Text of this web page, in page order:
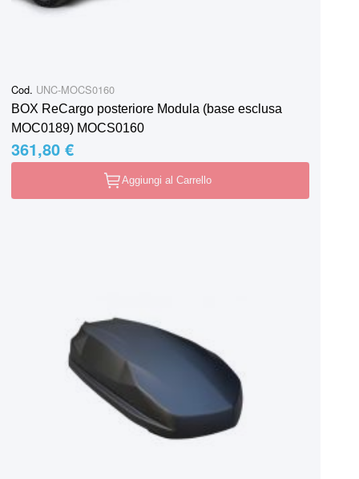
Cod. UNC-MOCS0160
BOX ReCargo posteriore Modula (base esclusa
MOC0189) MOCS0160
361,80 €
Aggiungi al Carrello